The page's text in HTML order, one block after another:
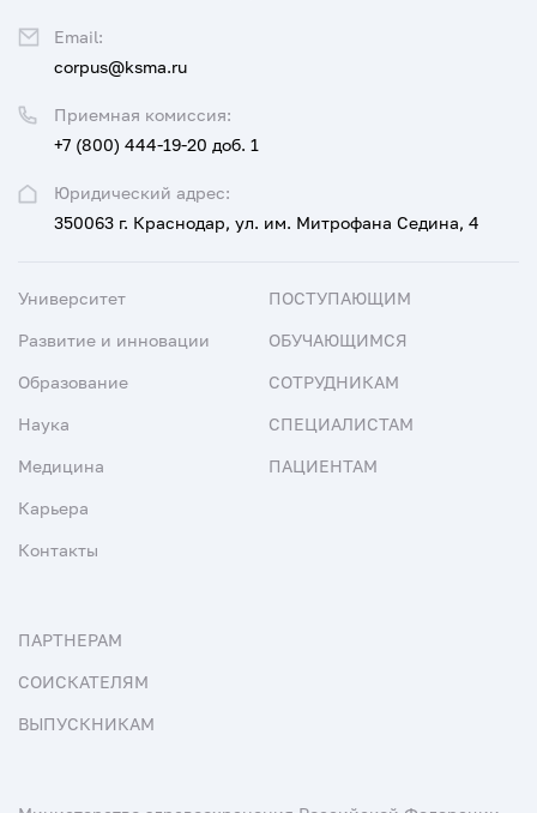
Юридический адрес:
350063 г. Краснодар, ул. им. Митрофана Седина, 4
Приемная комиссия:
+7 (800) 444-19-20 доб. 1
Email:
corpus@ksma.ru
Университет
Развитие и инновации
Образование
Наука
Медицина
Карьера
Контакты
ПОСТУПАЮЩИМ
ОБУЧАЮЩИМСЯ
СОТРУДНИКАМ
СПЕЦИАЛИСТАМ
ПАЦИЕНТАМ
ПАРТНЕРАМ
СОИСКАТЕЛЯМ
ВЫПУСКНИКАМ